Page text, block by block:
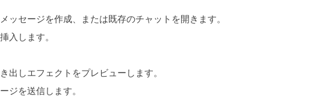
ッセージを作成、または既存のチャットを開きます。
入します。
出しエフェクトをプレビューします。
ジを送信します。